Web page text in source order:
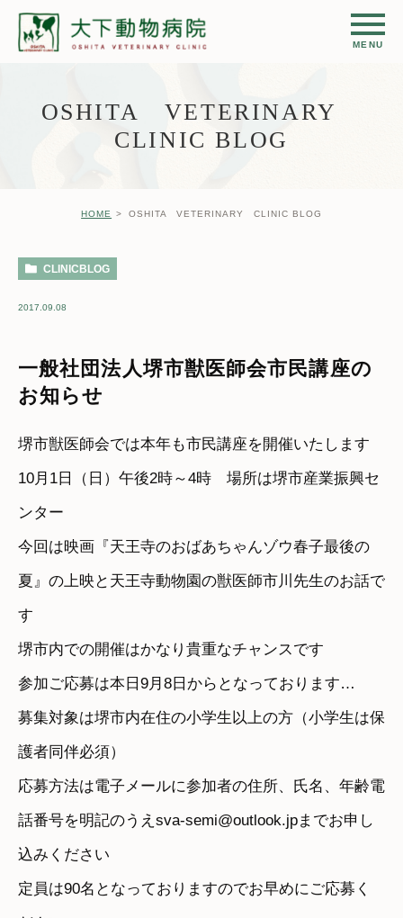
OSHITA VETERINARY
CLINIC BLOG
HOME OSHITA VETERINARY CLINIC BLOG
CLINICBLOG
2017.09.08
一般社団法人堺市獣医師会市民講座の
お知らせ
堺市獣医師会では本年も市民講座を開催いたします
10月1日（日）午後2時～4時 場所は堺市産業振興セ
ンター
今回は映画『天王寺のおばあちゃんゾウ春子最後の
夏』の上映と天王寺動物園の獣医師市川先生のお話で
す
堺市内での開催はかなり貴重なチャンスです
参加ご応募は本日9月8日からとなっております…
募集対象は堺市内在住の小学生以上の方（小学生は保
護者同伴必須）
応募方法は電子メールに参加者の住所、氏名、年齢電
話番号を明記のうえsva-semi@outlook.jpまでお申し
込みください
定員は90名となっておりますのでお早めにご応募く